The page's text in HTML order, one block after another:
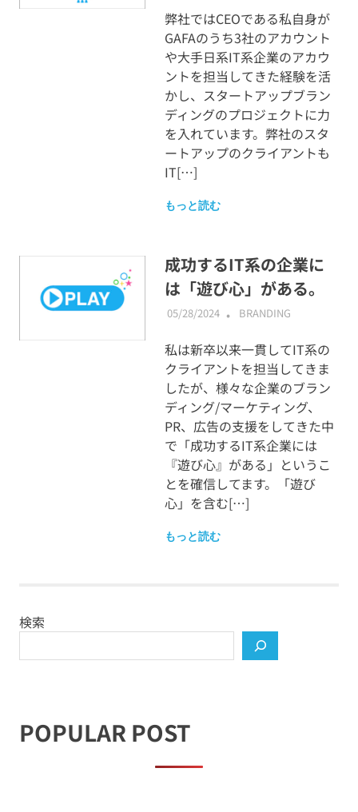
弊社ではCEOである私自身が
GAFAのうち3社のアカウント
や大手日系IT系企業のアカウ
ントを担当してきた経験を活
かし、スタートアップブラン
ディングのプロジェクトに力
を入れています。弊社のスタ
ートアップのクライアントも
IT[…]
もっと読む
成功するIT系の企業に
は「遊び心」がある。
05/28/2024 ABMALLYTG24
BRANDING
私は新卒以来一貫してIT系の
クライアントを担当してきま
したが、様々な企業のブラン
ディング/マーケティング、
PR、広告の支援をしてきた中
で「成功するIT系企業には
『遊び心』がある」というこ
とを確信してます。「遊び
心」を含む[…]
もっと読む
検索
POPULAR POST